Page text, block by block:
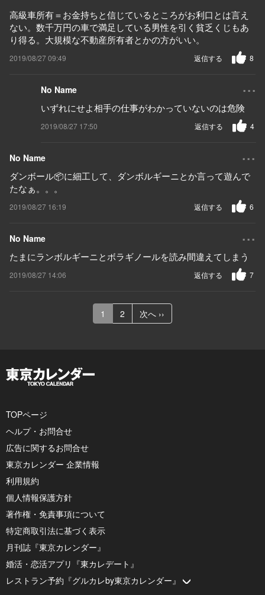
高級車所有＝お金持ちと信じているところがお利口とは言え
ない。数千万円の車で満足している男性を引く貧乏くじもあ
り得る。大規模な不動産所有者とかの方がいい。
2019/08/27 09:49 8
返信する
No Name ...
いずれにせよ相手の仕事がわかっていないのは危険
2019/08/27 17:50 4
返信する
No Name ...
ダンボール📦に細工して、ダンボルギーニとか言って遊んで
たなぁ。。。
2019/08/27 16:19 6
返信する
No Name ...
たまにランボルギーニとボラギノールを読み間違えてしまう
2019/08/27 14:06 7
返信する
1 2 次へ ››
TOPページ
ヘルプ・お問合せ
広告に関するお問合せ
東京カレンダー 企業情報
利用規約
個人情報保護方針
著作権・免責事項について
特定商取引法に基づく表示
月刊誌『東京カレンダー』
婚活・恋活アプリ『東カレデート』
レストラン予約『グルカレby東京カレンダー』